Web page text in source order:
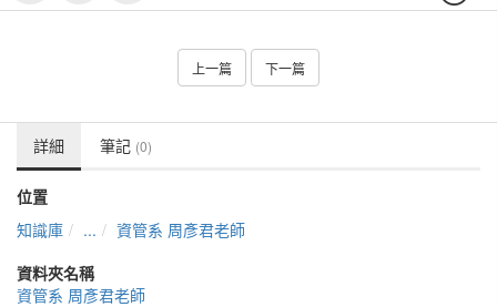
上一篇 下一篇
詳細 筆記 (0)
位置
知識庫
...
資管系 周彥君老師
資料夾名稱
資管系 周彥君老師